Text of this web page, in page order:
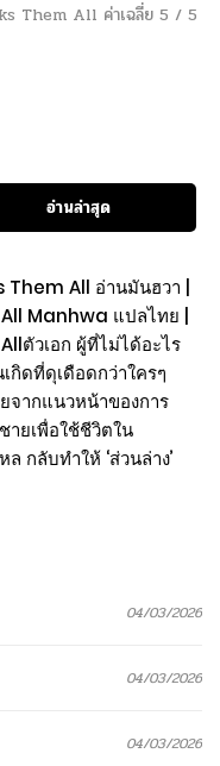
Them All ค่าเฉลี่ย 5 / 5
อ่านล่าสุด
All อ่านมันฮวา |
Manhwa แปลไทย |
ตัวเอก ผู้ที่ไม่ได้อะไร
กิดที่ดุเดือดกว่าใครๆ
จากแนวหน้าของการ
ยเพื่อใช้ชีวิตใน
กลับทำให้ ‘ส่วนล่าง’
04/03/2026
04/03/2026
04/03/2026